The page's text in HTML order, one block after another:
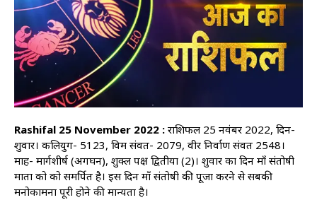
Rashifal 25 November 2022 : राशिफल 25 नवंबर 2022, दिन-
शुक्रवार। कलियुग- 5123, विक्रम संवत- 2079, वीर निर्वाण संवत 2548।
माह- मार्गशीर्ष (अगघन), शुक्ल पक्ष द्वितीया (2)। शुक्रवार का दिन माँ संतोषी
माता को को समर्पित है। इस दिन माँ संतोषी की पूजा करने से सबकी
मनोकामना पूरी होने की मान्यता है।